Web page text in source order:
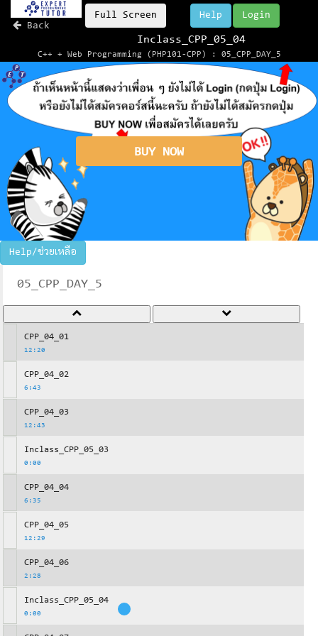
Back
Full Screen Login
Help
Inclass_CPP_05_04
C++ + Web Programming (PHP101-CPP) : 05_CPP_DAY_5
BUY NOW
Help/ช่วยเหลือ
05_CPP_DAY_5
CPP_04_01
12:20
CPP_04_02
6:43
CPP_04_03
12:43
Inclass_CPP_05_03
0:00
CPP_04_04
6:35
CPP_04_05
12:29
CPP_04_06
2:28
Inclass_CPP_05_04
0:00